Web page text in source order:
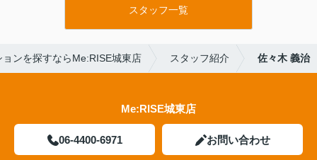
スタッフ一覧
ンを探すならMe:RISE城東店 スタッフ紹介 佐々木 義治
Me:RISE城東店
06-4400-6971 お問い合わせ